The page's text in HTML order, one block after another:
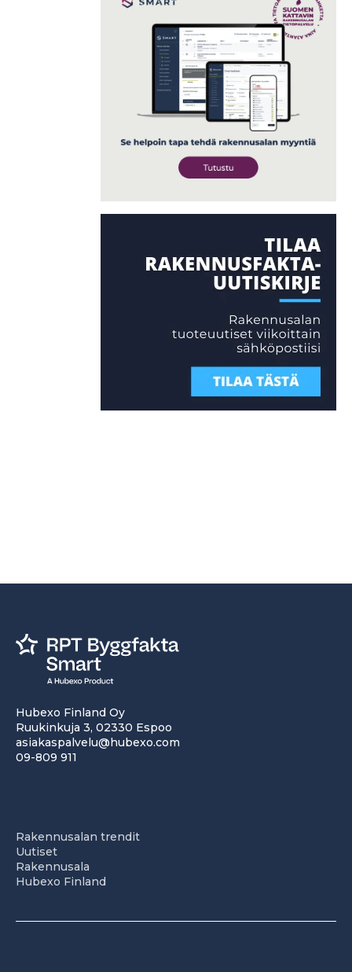
Hubexo Finland Oy
Ruukinkuja 3, 02330 Espoo
asiakaspalvelu@hubexo.com
09-809 911
Rakennusalan trendit
Uutiset
Rakennusala
Hubexo Finland